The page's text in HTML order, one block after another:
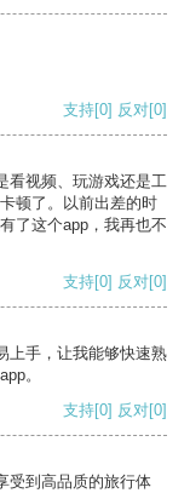
支持[0] 反对[0]
看视频、玩游戏还是工
顿了。以前出差的时
了这个app，我再也不
支持[0] 反对[0]
上手，让我能够快速熟
。
支持[0] 反对[0]
受到高品质的旅行体